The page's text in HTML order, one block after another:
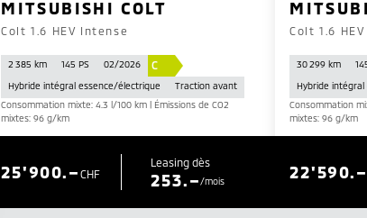
MITSUBISHI COLT
Colt 1.6 HEV Intense
2 385 km 145 PS 02/2026 C
Hybride intégral essence/électrique
Traction avant
Consommation mixte: 4.3 l/100 km | Émissions de CO2
mixtes: 96 g/km
CHF
25'900.– Leasing dès
253.–/mois
Colt 1.6
30 299 km
Hybride
Consommation
mixtes: 96 g/km
22'590.–